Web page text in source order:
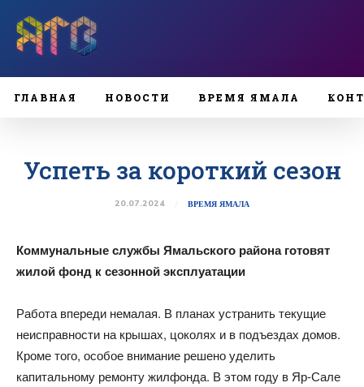
ГЛАВНАЯ НОВОСТИ ВРЕМЯ ЯМАЛА
Успеть за короткий сезон
20.07.2024 ВРЕМЯ ЯМАЛА
Коммунальные службы Ямальского района готовят
жилой фонд к сезонной эксплуатации
Работа впереди немалая. В планах устранить текущие
неисправности на крышах, цоколях и в подъездах домов.
Кроме того, особое внимание решено уделить
капитальному ремонту жилфонда. В этом году в Яр-Сале